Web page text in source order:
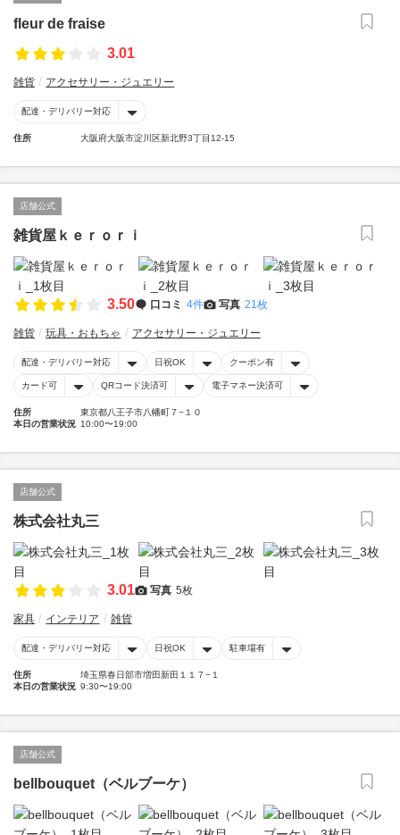
fleur de fraise
3.01
雑貨 アクセサリー・ジュエリー
配達・デリバリー対応
住所 大阪府大阪市淀川区新北野3丁目12-15
店舗公式
雑貨屋ｋｅｒｏｒｉ
3.50 口コミ 4件 写真 21枚
雑貨 玩具・おもちゃ アクセサリー・ジュエリー
配達・デリバリー対応 日祝OK クーポン有
カード可 QRコード決済可 電子マネー決済可
住所
東京都八王子市八幡町７−１０
本日の営業状況 10:00〜19:00
店舗公式
株式会社丸三
3.01 写真 5枚
家具 インテリア 雑貨
配達・デリバリー対応 日祝OK 駐車場有
住所
埼玉県春日部市増田新田１１７−１
本日の営業状況 9:30〜19:00
店舗公式
bellbouquet（ベルブーケ）